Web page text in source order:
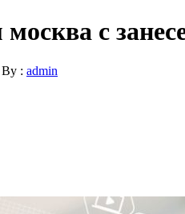
с
By : admin